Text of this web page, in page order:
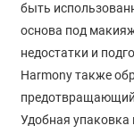
быть
основа под
недостатки и
Harmony также
предотвращающий
Удобная